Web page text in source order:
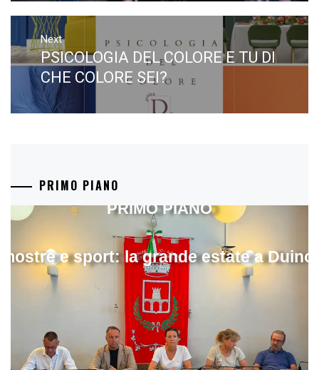
Next
Next
post:
PSICOLOGIA DEL COLORE E TU DI
CHE COLORE SEI?
PRIMO PIANO
e sport: la grande estate a
PRIMO PIANO